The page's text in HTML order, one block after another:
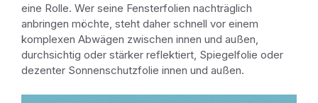
eine Rolle. Wer seine Fensterfolien nachträglich
anbringen möchte, steht daher schnell vor einem
komplexen Abwägen zwischen innen und außen,
durchsichtig oder stärker reflektiert, Spiegelfolie oder
dezenter Sonnenschutzfolie innen und außen.